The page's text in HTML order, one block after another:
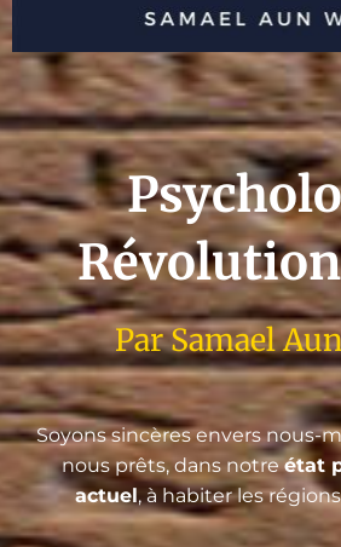
Par Samael
Soyons sincères envers nous-
nous prêts, dans notreétat
actuel, à habiter les